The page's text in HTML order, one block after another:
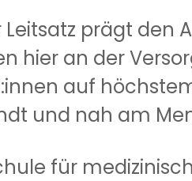
prägt den
hier an der
auf
und nah am
für